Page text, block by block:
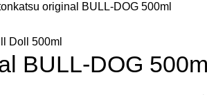
original BULL-DOG 500ml
BULL-DOG 500ml